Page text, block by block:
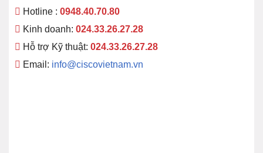
Hotline : 0948.40.70.80
Kinh doanh: 024.33.26.27.28
Hỗ trợ Kỹ thuật: 024.33.26.27.28
Email: info@ciscovietnam.vn